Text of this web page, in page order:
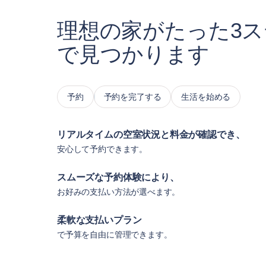
理想の家がたった3
で見つかります
予約 予約を完了する 生活を始める
リアルタイムの空室状況と料金が確認でき、
安心して予約できます。
スムーズな予約体験により、
お好みの支払い方法が選べます。
柔軟な支払いプラン
で予算を自由に管理できます。